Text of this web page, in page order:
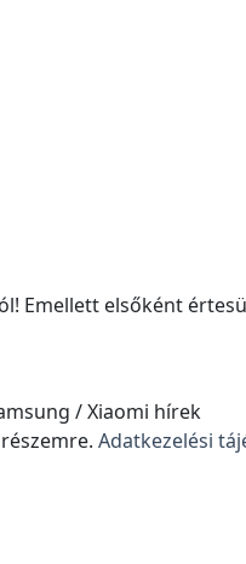
Emellett elsőként
/ Xiaomi hírek
Adatkezelési